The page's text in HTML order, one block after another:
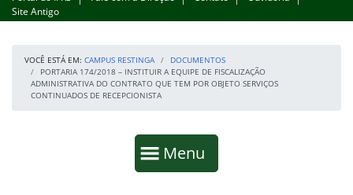
Site Antigo
VOCÊ ESTÁ EM: CAMPUS RESTINGA
DOCUMENTOS
PORTARIA 174/2018 – INSTITUIR A EQUIPE DE FISCALIZAÇÃO
ADMINISTRATIVA DO CONTRATO QUE TEM POR OBJETO SERVIÇOS
CONTINUADOS DE RECEPCIONISTA
Mostrar
Menu